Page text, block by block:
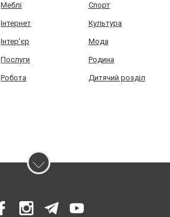
Меблі Спорт
Інтернет Культура
Інтер'єр Мода
Послуги Родина
Робота Дитячий розділ